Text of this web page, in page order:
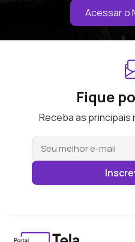
Acessar o
Fique
Receba as principais